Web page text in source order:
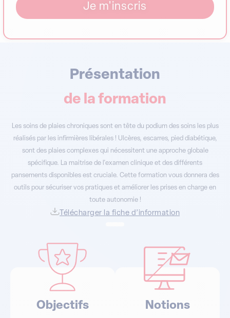
Je m'inscris
Présentation
de la formation
Les soins de plaies chroniques sont en tête du podium des soins les plus
réalisés par les infirmières libérales ! Ulcères, escarres, pied diabétique,
sont des plaies complexes qui nécessitent une approche globale
spécifique. La maitrise de l'examen clinique et des différents
pansements disponibles est cruciale. Cette formation vous donnera des
outils pour sécuriser vos pratiques et améliorer les prises en charge en
toute autonomie !
Télécharger la fiche d’information
Objectifs
Notions